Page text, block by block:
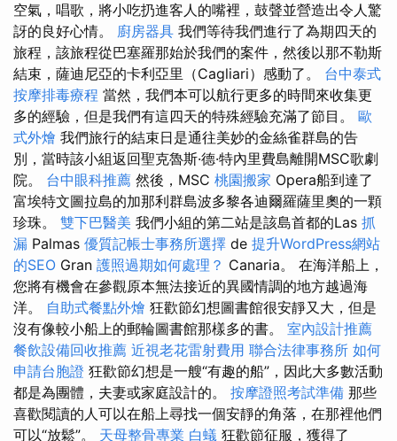
空氣，唱歌，將小吃扔進客人的嘴裡，鼓聲並營造出令人驚
訝的良好心情。 廚房器具 我們等待我們進行了為期四天的
旅程，該旅程從巴塞羅那始於我們的案件，然後以那不勒斯
結束，薩迪尼亞的卡利亞里（Cagliari）感動了。 台中泰式
按摩排毒療程 當然，我們本可以航行更多的時間來收集更
多的經驗，但是我們有這四天的特殊經驗充滿了節目。 歐
式外燴 我們旅行的結束日是通往美妙的金絲雀群島的告
別，當時該小組返回聖克魯斯·德·特內里費島離開MSC歌劇
院。 台中眼科推薦 然後，MSC 桃園搬家 Opera船到達了
富埃特文圖拉島的加那利群島波多黎各迪爾羅薩里奧的一顆
珍珠。 雙下巴醫美 我們小組的第二站是該島首都的Las 抓
漏 Palmas 優質記帳士事務所選擇 de 提升WordPress網站
的SEO Gran 護照過期如何處理？ Canaria。 在海洋船上，
您將有機會在參觀原本無法接近的異國情調的地方越過海
洋。 自助式餐點外燴 狂歡節幻想圖書館很安靜又大，但是
沒有像較小船上的郵輪圖書館那樣多的書。 室內設計推薦
餐飲設備回收推薦 近視老花雷射費用 聯合法律事務所 如何
申請台胞證 狂歡節幻想是一艘“有趣的船”，因此大多數活動
都是為團體，夫妻或家庭設計的。 按摩證照考試準備 那些
喜歡閱讀的人可以在船上尋找一個安靜的角落，在那裡他們
可以“放鬆”。 天母整骨專業 白蟻 狂歡節征服，獲得了